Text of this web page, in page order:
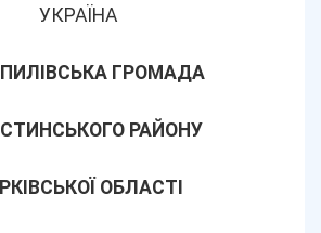
УКРАЇНА
ГРОМАДА
РАЙОНУ
ОБЛАСТІ